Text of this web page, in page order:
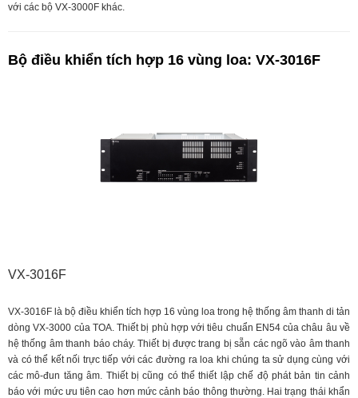
với các bộ VX-3000F khác.
Bộ điều khiển tích hợp 16 vùng loa: VX-3016F
VX-3016F
VX-3016F là bộ điều khiển tích hợp 16 vùng loa trong hệ thống âm thanh di tản
dòng VX-3000 của TOA. Thiết bị phù hợp với tiêu chuẩn EN54 của châu âu về
hệ thống âm thanh báo cháy. Thiết bị được trang bị sẵn các ngõ vào âm thanh
và có thể kết nối trực tiếp với các đường ra loa khi chúng ta sử dụng cùng với
các mô-đun tăng âm. Thiết bị cũng có thể thiết lập chế độ phát bản tin cảnh
báo với mức ưu tiên cao hơn mức cảnh báo thông thường. Hai trạng thái khẩn